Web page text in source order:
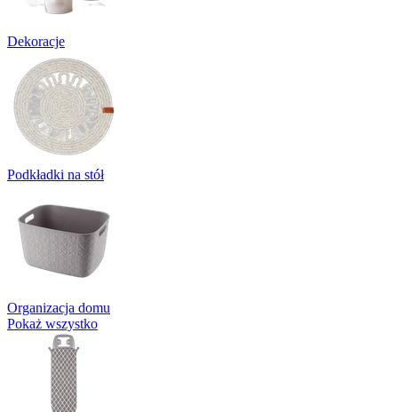
Dekoracje
Podkładki na stół
Organizacja domu
Pokaż wszystko